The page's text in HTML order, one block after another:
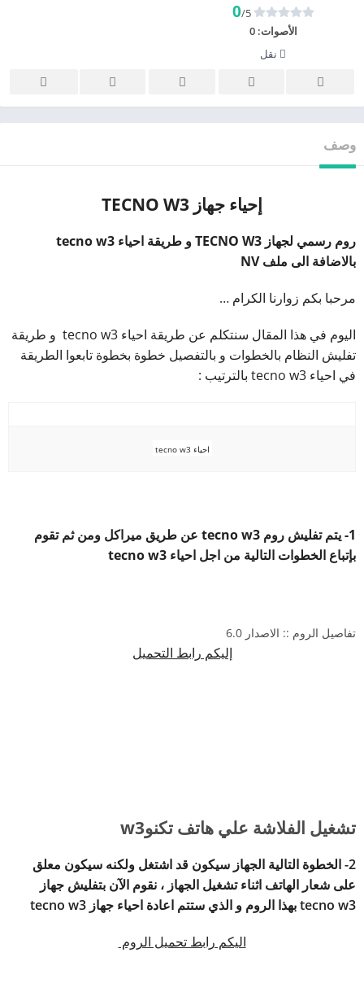
0/5
الأصوات:0
نقل
وصف
إحياء جهاز TECNO W3
بالاضافة الى ملف NV
مرحبا بكم زوارنا الكرام …
اليوم في هذا المقال سنتكلم عن طريقة احياء tecno w3 و طريقة
تفليش النظام بالخطوات و بالتفصيل خطوة بخطوة تابعوا الطريقة
في احياء tecno w3 بالترتيب :
احياء tecno w3
1- يتم تفليش روم tecno w3 عن طريق ميراكل
ومن ثم تقوم
بإتباع الخطوات التالية من اجل احياء tecno w3
تفاصيل الروم :: الاصدار 6.0
إليكم رابط التحميل
تشغيل الفلاشة علي هاتف تكنوw3
2- الخطوة التالية الجهاز سيكون قد اشتغل ولكنه سيكون معلق
على شعار الهاتف اثناء تشغيل الجهاز ، نقوم الآن بتفليش جهاز
tecno w3 بهذا الروم و الذي ستتم اعادة احياء جهاز tecno w3
اليكم رابط تحميل الروم